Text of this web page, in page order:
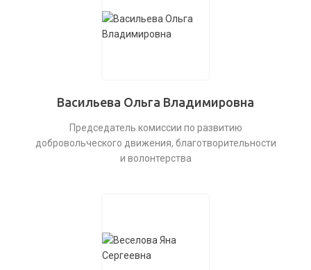
Васильева Ольга Владимировна
Председатель комиссии по развитию
добровольческого движения, благотворительности
и волонтерства